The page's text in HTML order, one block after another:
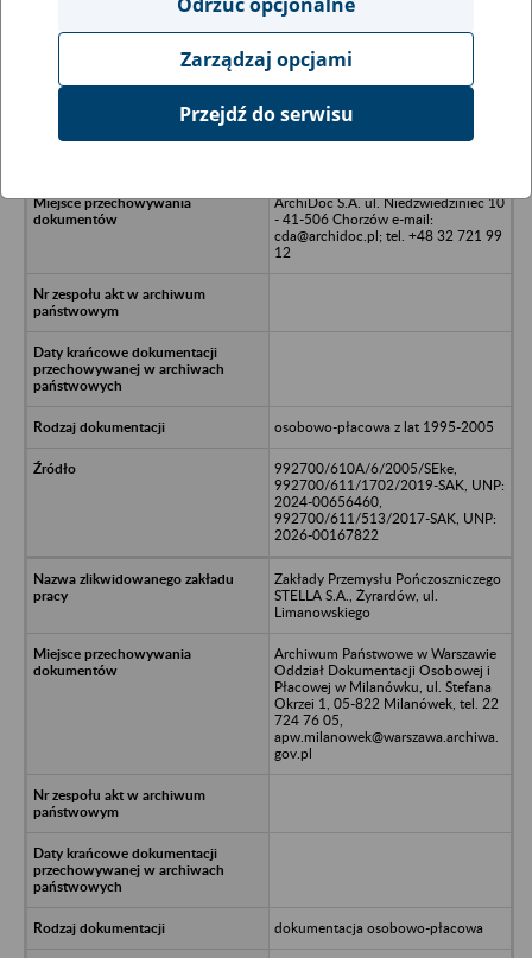
Ukryj wszystkie pozycje bazy
KINOMAX Spółka z o.o. 02-515
ArchiDoc S.A. ul. Niedźwiedziniec 10
- 41-506 Chorzów e-mail:
cda@archidoc.pl; tel. +48 32 721 99
12
osobowo-płacowa z lat 1995-2005
992700/610A/6/2005/SEke,
992700/611/1702/2019-SAK, UNP:
2024-00656460,
992700/611/513/2017-SAK, UNP:
2026-00167822
Zakłady Przemysłu Pończoszniczego
STELLA S.A., Żyrardów, ul.
Limanowskiego
Archiwum Państwowe w Warszawie
Oddział Dokumentacji Osobowej i
Płacowej w Milanówku, ul. Stefana
Okrzei 1, 05-822 Milanówek, tel. 22
724 76 05,
apw.milanowek@warszawa.archiwa.
gov.pl
dokumentacja osobowo-płacowa
Zarządzaj opcjami
Przejdź do serwisu